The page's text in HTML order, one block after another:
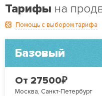
Тарифы на
Помощь с выбором тарифа
Базовый
От 27500₽
Москва, Санкт-Петербург